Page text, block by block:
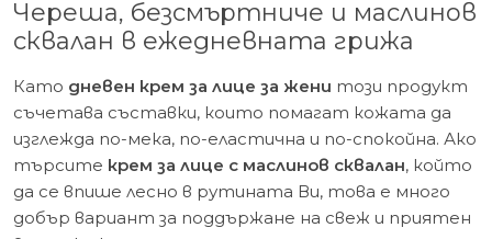
Череша, безсмъртниче и маслинов
сквалан в ежедневната грижа
Като дневен крем за лице за жени този продукт
съчетава съставки, които помагат кожата да
изглежда по-мека, по-еластична и по-спокойна. Ако
търсите крем за лице с маслинов сквалан, който
да се впише лесно в рутината Ви, това е много
добър вариант за поддържане на свеж и приятен